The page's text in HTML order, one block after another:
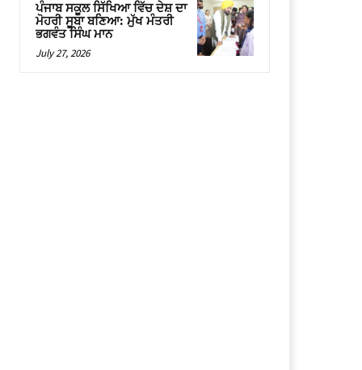
ਪੰਜਾਬ ਸਕੂਲ ਸਿੱਖਿਆ ਵਿੱਚ ਦੇਸ਼ ਦਾ
ਮੋਹਰੀ ਸੂਬਾ ਬਣਿਆ: ਮੁੱਖ ਮੰਤਰੀ
ਭਗਵੰਤ ਸਿੰਘ ਮਾਨ
July 27, 2026